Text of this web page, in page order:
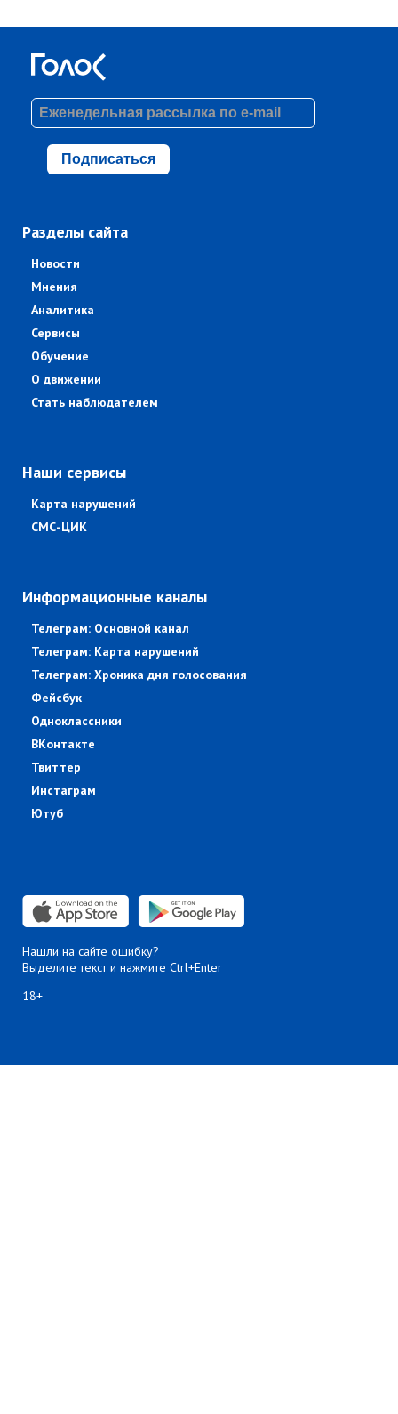
Подписаться
Разделы сайта
Новости
Мнения
Аналитика
Сервисы
Обучение
О движении
Стать наблюдателем
Наши сервисы
Карта нарушений
СМС-ЦИК
Информационные каналы
Телеграм: Основной канал
Телеграм: Карта нарушений
Телеграм: Хроника дня голосования
Фейсбук
Одноклассники
ВКонтакте
Твиттер
Инстаграм
Ютуб
Нашли на сайте ошибку?
Выделите текст и нажмите Ctrl+Enter
18+